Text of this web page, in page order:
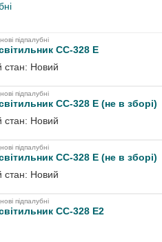
підпалубні
СС-328 Е
стан: Новий
підпалубні
СС-328 Е (не в зборі)
стан: Новий
підпалубні
СС-328 Е (не в зборі)
стан: Новий
підпалубні
СС-328 Е2